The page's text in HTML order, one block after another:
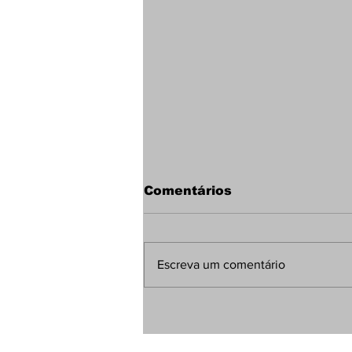
Comentários
Escreva um comentário